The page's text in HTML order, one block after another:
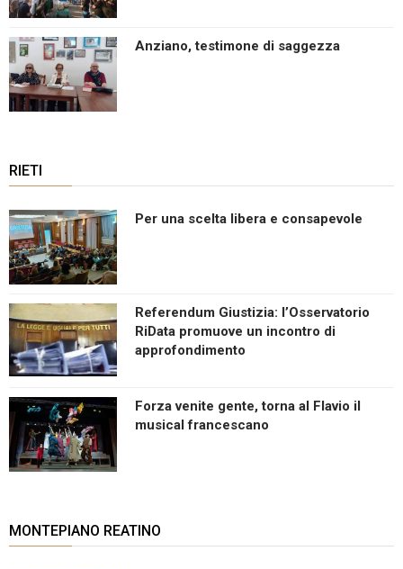
Anziano, testimone di saggezza
RIETI
Per una scelta libera e consapevole
Referendum Giustizia: l’Osservatorio
RiData promuove un incontro di
approfondimento
Forza venite gente, torna al Flavio il
musical francescano
MONTEPIANO REATINO